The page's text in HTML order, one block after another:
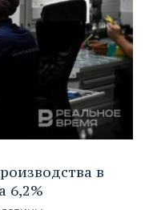
в
6,2%